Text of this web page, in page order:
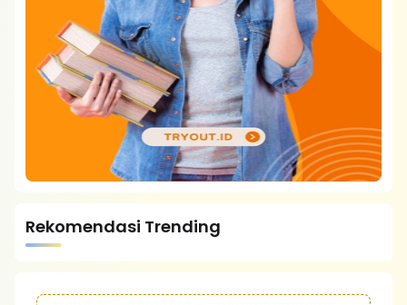
Rekomendasi Trending